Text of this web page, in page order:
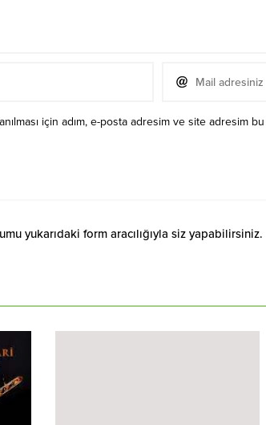
için adım, e-posta adresim ve site adresim
yukarıdaki form aracılığıyla siz yapabilirsiniz.